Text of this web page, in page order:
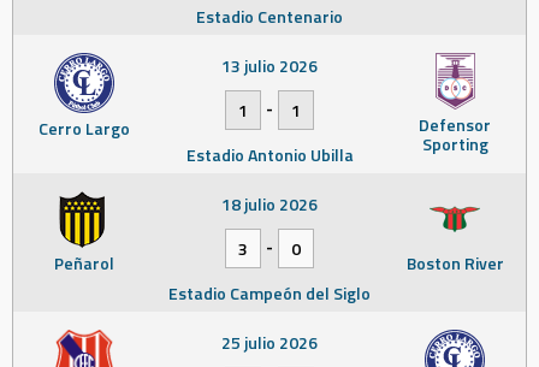
Estadio Centenario
Cerro Largo Defensor
Sporting
13 julio 2026
1
-
1
Estadio Antonio Ubilla
Peñarol Boston River
18 julio 2026
3
-
0
Estadio Campeón del Siglo
25 julio 2026